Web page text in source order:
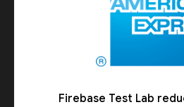
Firebase Test Lab